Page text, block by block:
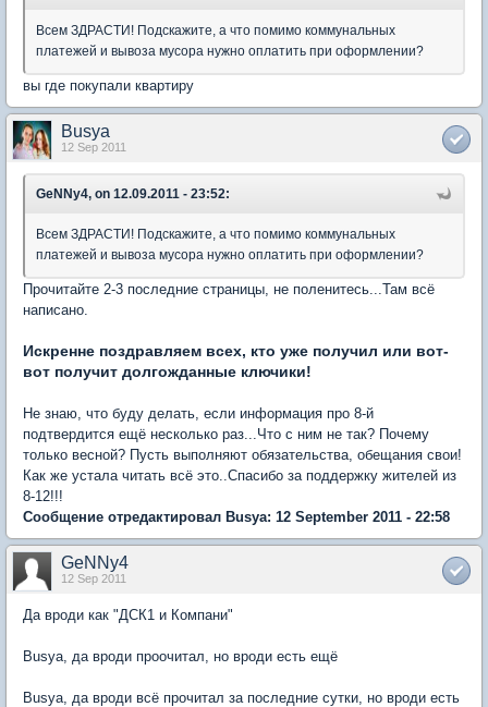
Всем ЗДРАСТИ! Подскажите, а что помимо коммунальных
платежей и вывоза мусора нужно оплатить при оформлении?
вы где покупали квартиру
Busya
12 Sep 2011
GeNNy4, on 12.09.2011 - 23:52:
Всем ЗДРАСТИ! Подскажите, а что помимо коммунальных
платежей и вывоза мусора нужно оплатить при оформлении?
Прочитайте 2-3 последние страницы, не поленитесь...Там всё
написано.
Искренне поздравляем всех, кто уже получил или вот-
вот получит долгожданные ключики!
Не знаю, что буду делать, если информация про 8-й
подтвердится ещё несколько раз...Что с ним не так? Почему
только весной? Пусть выполняют обязательства, обещания свои!
Как же устала читать всё это..Спасибо за поддержку жителей из
8-12!!!
Сообщение отредактировал Busya: 12 September 2011 - 22:58
GeNNy4
12 Sep 2011
Да вроди как "ДСК1 и Компани"
Busya, да вроди проочитал, но вроди есть ещё
Busya, да вроди всё прочитал за последние сутки, но вроди есть